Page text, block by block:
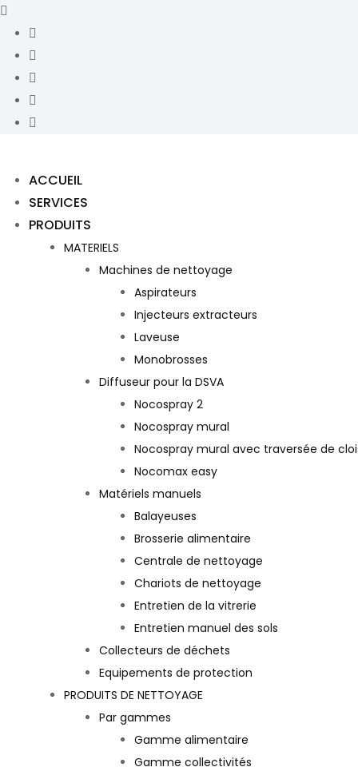
ACCUEIL
SERVICES
PRODUITS
MATERIELS
Machines de nettoyage
Aspirateurs
Injecteurs extracteurs
Laveuse
Monobrosses
Diffuseur pour la DSVA
Nocospray 2
Nocospray mural
Nocospray mural avec traversée de
Nocomax easy
Matériels manuels
Balayeuses
Brosserie alimentaire
Centrale de nettoyage
Chariots de nettoyage
Entretien de la vitrerie
Entretien manuel des sols
Collecteurs de déchets
Equipements de protection
PRODUITS DE NETTOYAGE
Par gammes
Gamme alimentaire
Gamme collectivités